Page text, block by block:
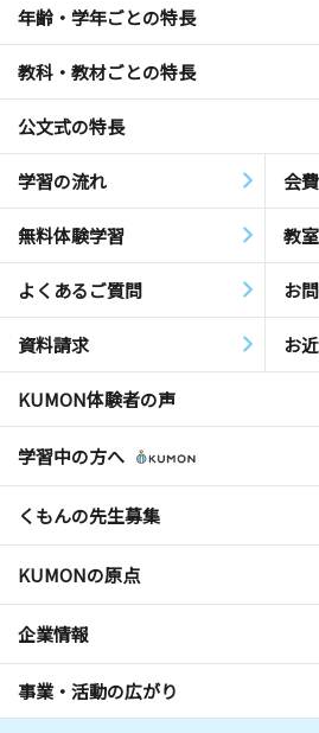
年齢・学年ごとの特長
教科・教材ごとの特長
公文式の特長
学習の流れ 会
無料体験学習 教
よくあるご質問 お
資料請求 お
KUMON体験者の声
学習中の方へ
くもんの先生募集
KUMONの原点
企業情報
事業・活動の広がり